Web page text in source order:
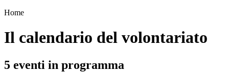
Home
Il calendario del volontariato
5 eventi in programma